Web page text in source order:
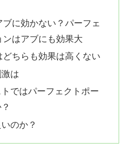
に効かない？パーフェ
ンはアブにも効果大
どちらも効果は高くない
は
ではパーフェクトポー
のか？